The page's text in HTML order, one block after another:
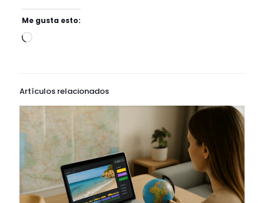
Me gusta esto:
Cargando...
Artículos relacionados